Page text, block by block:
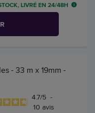
LIVRÉ EN 24/48H
- 33 m x 19mm -
4.7/5 -
10 avis